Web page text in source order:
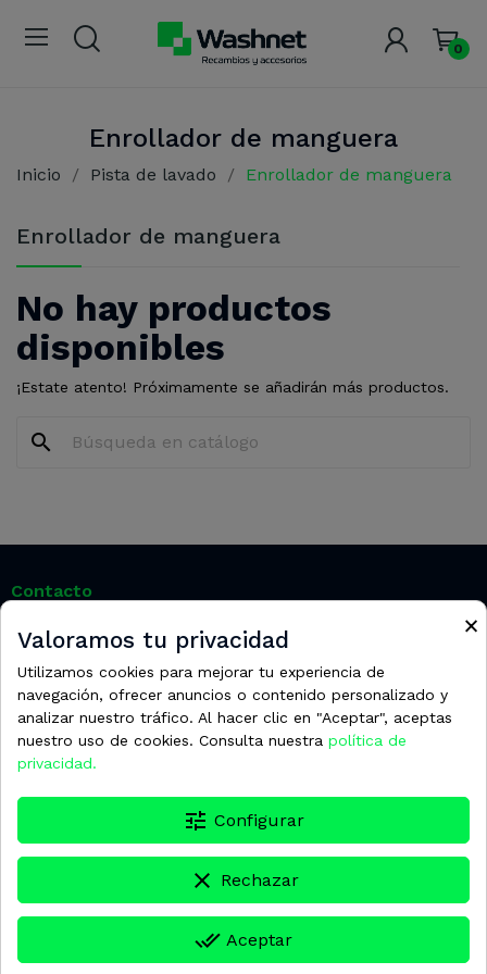
0
Enrollador de manguera
Inicio Pista de lavado Enrollador de manguera
Enrollador de manguera
No hay productos
disponibles
¡Estate atento! Próximamente se añadirán más productos.
search
Contacto
Dirección:
Carretera de Granollers a Cardedeu km 1,9 08520
– Les Franqueses del Vallès (Barcelona)
Teléfono: +34 938 389 100
info@washnet.es
Condiciones de la contratación
Contacte con nosotros
×
Valoramos tu privacidad
Utilizamos cookies para mejorar tu experiencia de
navegación, ofrecer anuncios o contenido personalizado y
analizar nuestro tráfico. Al hacer clic en "Aceptar", aceptas
nuestro uso de cookies. Consulta nuestra política de
privacidad.
tune Configurar
clear Rechazar
done_all Aceptar